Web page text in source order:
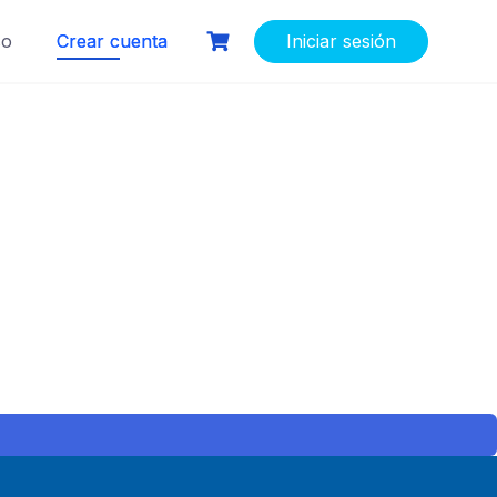
Crear cuenta Iniciar sesión